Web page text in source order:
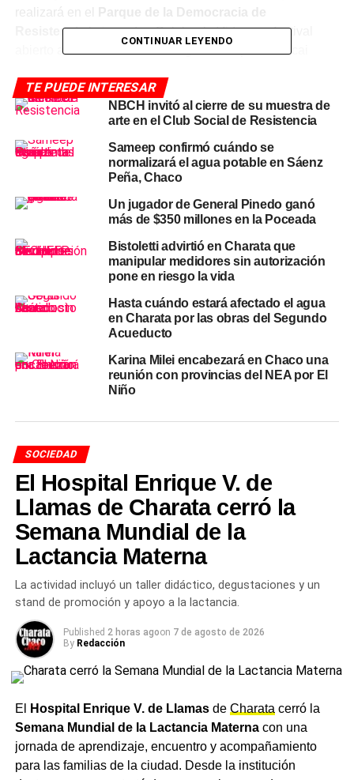
Resistenciala jornada «Celebra la Vida», un festival
abierto a toda la comunidad organizado por el Cucai
shows en vivo, actividades artísticas y recreativas, stands
de salud y testimonios de personas trasplantadas y
familiares de donantes, con el objetivo de homenajear a
quienes dieron vida a través de la donación.
Actividades en el interior:
General Pinedo y Sáenz Peña
EnGeneral Pinedo, el programa «Pinedo dice Sí a la
Donación» —impulsado junto a Fundación CER Futuro—
deportivo interclubes y la entrega de la Copa Cucai
Chaco. La jornada incluirá además la plantación
operativos de captación de donantes de médula ósea
mediante hisopado bucal y el descubrimiento de dos
Sáenz Peña llevará adelante una jornada comunitaria
abierta en Plaza San Martíncon charlas, relatos de
pacientes trasplantados, el «Árbol de mensajes» para
pacientes en lista de espera y una suelta de globos como
cierre simbólico.
Campaña territorial en
Resistencia: último encuentro
este jueves
En Resistencia, la campaña «Hablemos de Donación en
— tuvo su último encuentro programado para estejueves
28 de mayo en el CCM de La Liguria a las 17 horas
Las jornadas anteriores pasaron por los barrios Villa Río
Negro, Santa Rita y 244 Viviendas, con participación de
CONTINUAR LEYENDO
TE PUEDE INTERESAR
NBCH invitó al cierre de su muestra de
arte en el Club Social de Resistencia
Sameep confirmó cuándo se
normalizará el agua potable en Sáenz
Peña, Chaco
Un jugador de General Pinedo ganó
más de $350 millones en la Poceada
Bistoletti advirtió en Charata que
manipular medidores sin autorización
pone en riesgo la vida
Hasta cuándo estará afectado el agua
en Charata por las obras del Segundo
Acueducto
Karina Milei encabezará en Chaco una
reunión con provincias del NEA por El
Niño
SOCIEDAD
El Hospital Enrique V. de
Llamas de Charata cerró la
Semana Mundial de la
Lactancia Materna
La actividad incluyó un taller didáctico, degustaciones y un
stand de promoción y apoyo a la lactancia.
Published 2 horas agoon 7 de agosto de 2026
By Redacción
El Hospital Enrique V. de Llamasde Charata cerró la
Semana Mundial de la Lactancia Maternacon una
jornada de aprendizaje, encuentro y acompañamiento
para las familias de la ciudad. Desde la institución